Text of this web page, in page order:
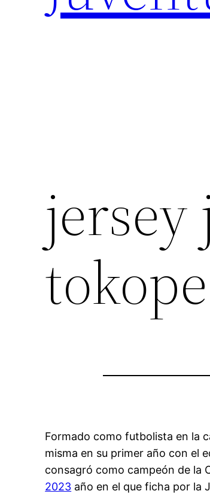
jersey
Formado como futbolista en la
misma en su primer año con el
consagró como campeón de la
2023 año en el que ficha por la